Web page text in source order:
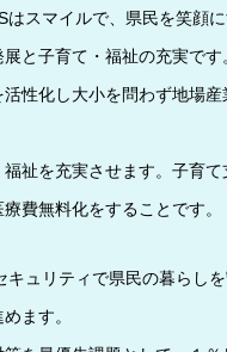
はスマイルで、県民を笑顔
と子育て・福祉の充実で
性化し大小を問わず地場
福祉を充実させます。子育
費無料化をすることです。
キュリティで県民の暮らし
ます。